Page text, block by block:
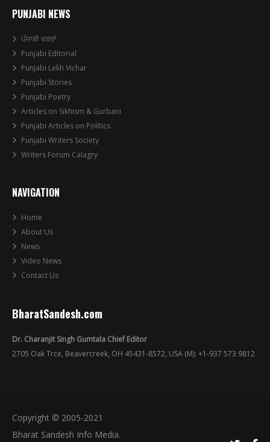
PUNJABI NEWS
ਪੰਜਾਬੀ ਖਬਰਾਂ
Punjabi Editorial
Punjabi Lekh Vichar
Punjabi Stories
Punjabi Poetry
Articles on Sikhism & Gurbani
Punjabi Articles on Politics
Punjabi Writers Society
Writers Forum Calagry
NAVIGATION
Home
About Us
News
Video News
Contact Us
BharatSandesh.com
Dr. Charanjit Singh Gumtala Chief Editor
2705 Oak Trce, Beavercreek, OH 45431-8572, USA (M): +1-937 573 9812
Copyright © 2005-2021
Bharat Sandesh Info Media.